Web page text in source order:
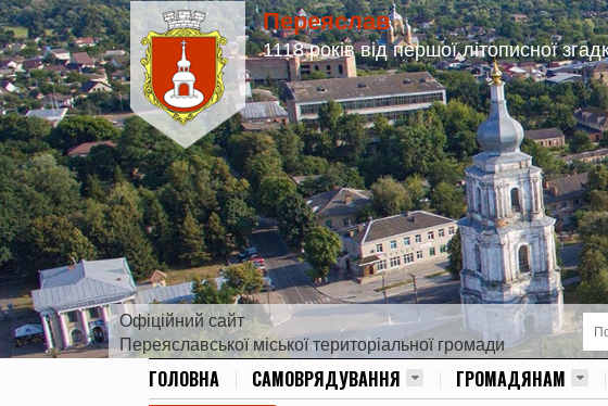
Переяслав
1118 років від першої літописної
Офіційний сайт
Переяславської міської територіальної громади
ГОЛОВНА САМОВРЯДУВАННЯ ГРОМАДЯНАМ